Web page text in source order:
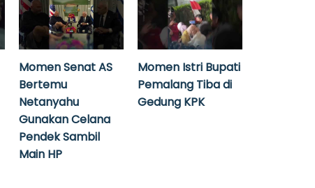
Momen Senat AS
Bertemu
Netanyahu
Gunakan Celana
Pendek Sambil
Main HP
Momen Istri Bupati
Pemalang Tiba di
Gedung KPK